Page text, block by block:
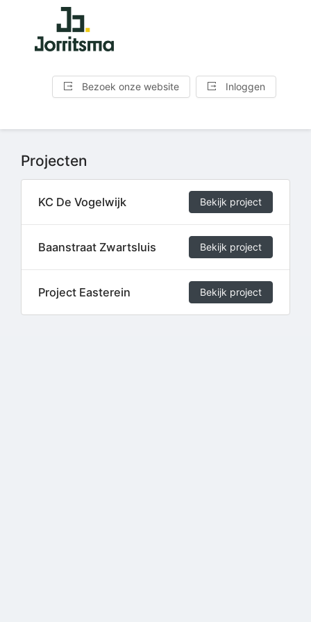
Bezoek onze website Inloggen
Projecten
KC De Vogelwijk Bekijk project
Baanstraat Zwartsluis Bekijk project
Project Easterein Bekijk project